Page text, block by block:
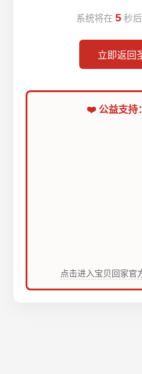
系统将在 4 秒
立即返回
❤️ 公益支持
点击进入宝贝回家官